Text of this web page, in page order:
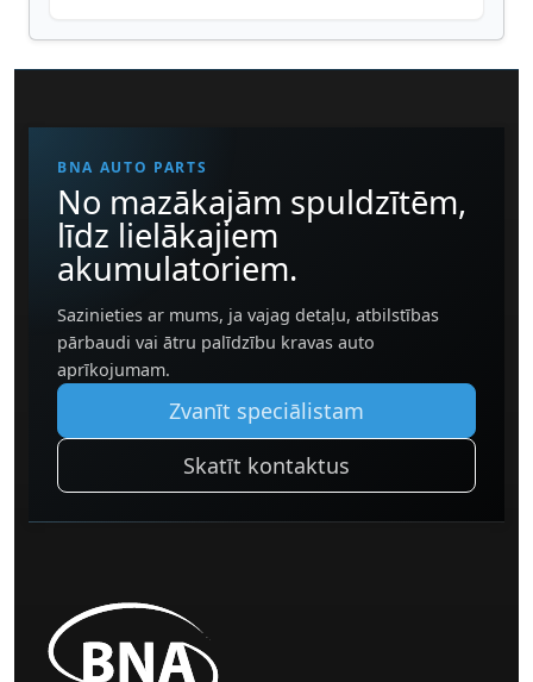
BNA AUTO PARTS
No mazākajām spuldzītēm,
līdz lielākajiem
akumulatoriem.
Sazinieties ar mums, ja vajag detaļu, atbilstības
pārbaudi vai ātru palīdzību kravas auto
aprīkojumam.
Zvanīt speciālistam
Skatīt kontaktus